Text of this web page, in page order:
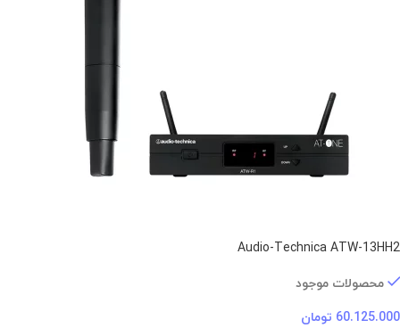
Audio-Technica ATW-13HH2
محصولات موجود
60.125.000 تومان